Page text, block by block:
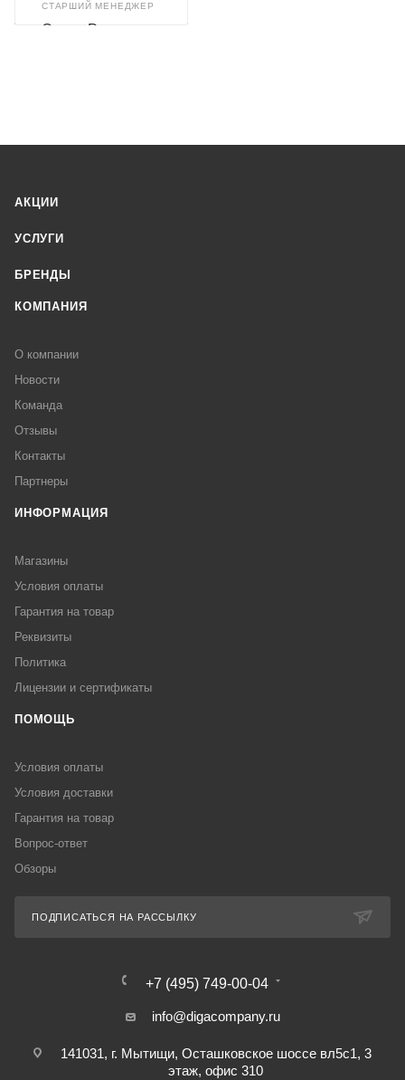
СТАРШИЙ МЕНЕДЖЕР
Олеся Романюк
АКЦИИ
УСЛУГИ
БРЕНДЫ
КОМПАНИЯ
О компании
Новости
Команда
Отзывы
Контакты
Партнеры
ИНФОРМАЦИЯ
Магазины
Условия оплаты
Гарантия на товар
Реквизиты
Политика
Лицензии и сертификаты
ПОМОЩЬ
Условия оплаты
Условия доставки
Гарантия на товар
Вопрос-ответ
Обзоры
ПОДПИСАТЬСЯ НА РАССЫЛКУ
+7 (495) 749-00-04
info@digacompany.ru
141031, г. Мытищи, Осташковское шоссе вл5с1, 3
этаж, офис 310